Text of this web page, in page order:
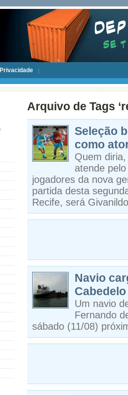
Privacidade
Arquivo de Tags
Seleção
como
Quem
atende
jogadores da nova
partida desta
Recife, será
Navio
Um navio
Fernando
sábado (11/08)